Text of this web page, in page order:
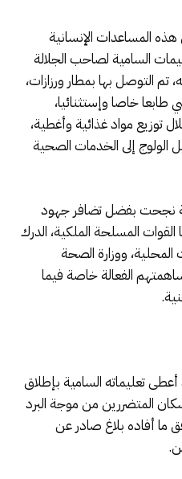
المساعدات الإنسانية
السامية لصاحب الجلالة
التوصل بها بمطار ورزازات،
خاصا وإستثنائيا،
توزيع مواد غذائية وأغطية،
الولوج إلى الخدمات الصحية
نجحت بفضل تضافر جهود
المسلحة الملكية، الدرك
المحلية، ووزارة الصحة
الفعالة خاصة فيما
تعليماته السامية بإطلاق
المتضررين من موجة البرد
ما أفاده بلاغ صادر عن